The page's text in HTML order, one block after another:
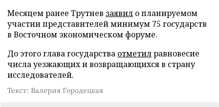
Месяцем ранее Трутнев заявил о планируемом
участии представителей минимум 75 государств
в Восточном экономическом форуме.
До этого глава государства отметилравновесие
числа уезжающих и возвращающихся в страну
исследователей.
Текст: Валерия Городецкая